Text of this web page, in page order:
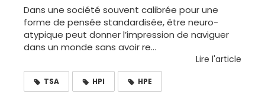
Dans une société souvent calibrée pour une
forme de pensée standardisée, être neuro-
atypique peut donner l’impression de naviguer
dans un monde sans avoir re...
Lire l'article
TSA HPI HPE